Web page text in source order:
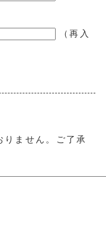
（再入
ません。ご了承